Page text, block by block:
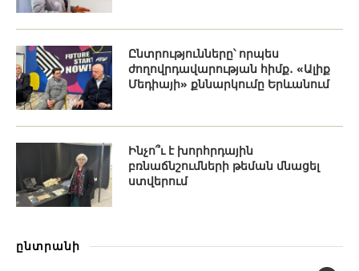
Ընտրությունները՝ որպես
ժողովրդավարության հիմք․ «Ալիք
Մեդիայի» քննարկումը Երևանում
Ինչո՞ւ է խորհրդային
բռնաճնշումների թեման մնացել
ստվերում
ընտրանի